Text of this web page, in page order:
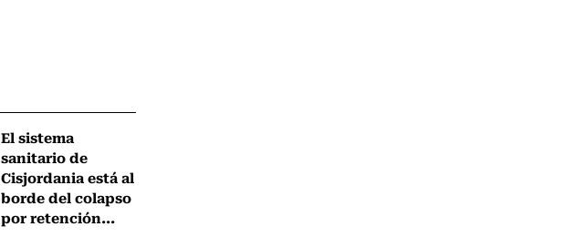
El sistema
sanitario de
Cisjordania está al
borde del colapso
por retención...